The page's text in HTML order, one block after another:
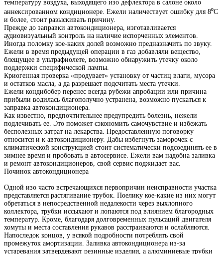
температуру воздуха, выходящего изо дефлектора в салоне около
аннексированном кондиционере. Ежели наличествует ошибку для 8⁰C
и более, стоит разыскивать причину.
Прежде до заправки автокондиционера, изготавливается
аудиовизуальный контроль на наличие испорченных элементов.
Иногда поломку кое-каких долей возможно предназначить по звуку.
Ежели в время предыдущей операции в газ добавляли вещество,
блещущее в ультрафиолете, возможно обнаружить утечку около
поддержки специфической лампы.
Криогенная проверка «продувает» установку от частиц влаги, мусора
и остатков масла, а да разрешает подсчитать места утечки.
Ежели кондибобер перенес всегда рубежи апробации или причина
прибыли водилась благополучно устранена, возможно пускаться к
заправка автокондиционера.
Как известно, предпочтительнее предупредить болезнь, нежели
подлечивать ее. Это поможет сэкономить самочувствие и избежать
бесполезных затрат на лекарства. Предоставленную поговорку
относится и к автокондиционеру. Дабы избегнуть заморочек с
климатической конструкцией стоит систематически подсоединять ее в
зимнее время и пробовать в автосервисе. Ежели вам надобна заливка
и ремонт автокондиционеров, свой сервис поджидает вас.
Починок автокондиционера
Одной изо часто встречающихся первопричин неисправности участка
представляется растягивание трубок. Поелику кое-какие из них могут
обретаться в непосредственной недалекости через выхлопного
коллектора, трубки иссыхают и лопаются под влиянием благородных
температур. Кроме, благодаря долговременных пульсаций двигателя
хомуты и места составления рукавов расстраиваются и ослабляются.
Напоследок концов, у всякой подробности потреблять свой
промежуток амортизации. Заливка автокондиционера из-за
устаревания затвердевают резинные изделия, а алюминиевые трубки